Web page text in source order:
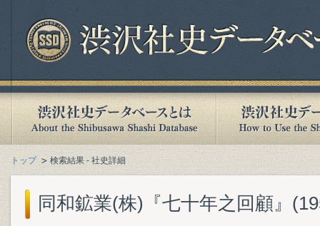
トップ 検索結果 - 社史詳細
同和鉱業(株)『七十年之回顧』